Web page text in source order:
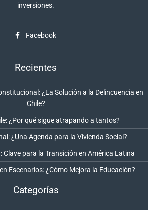
inversiones.
Facebook
Recientes
¿La Solución a la Delincuencia en
Chile?
¿Por qué sigue atrapando a tantos?
¿Una Agenda para la Vivienda Social?
Clave para la Transición en América Latina
Escenarios: ¿Cómo Mejora la Educación?
Categorías